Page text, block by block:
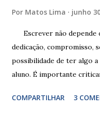
Por Matos Lima junho
Escrever não depende
dedicação, compromisso,
possibilidade de ter algo
aluno. É importante
exercitação. E encontrar
COMPARTILHAR 3